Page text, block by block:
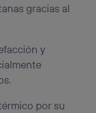
gracias al
y
por su